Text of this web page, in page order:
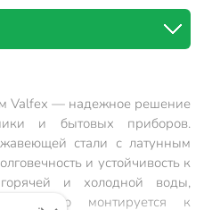
Valfex — надежное решение
и бытовых приборов.
стали с латунным
и устойчивость к
и холодной воды,
легко монтируется к